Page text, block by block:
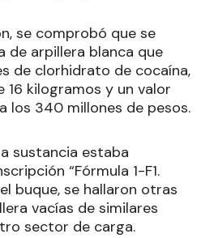
se comprobó que se
de arpillera blanca que
de clorhidrato de cocaína,
kilogramos y un valor
los 340 millones de pesos.
sustancia estaba
“Fórmula 1-F1.
buque, se hallaron otras
vacías de similares
sector de carga.